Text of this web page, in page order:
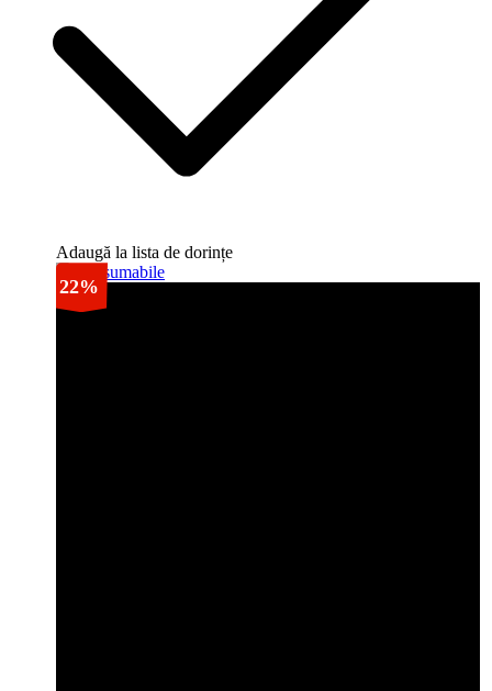
Adaugă la lista de dorințe
22%